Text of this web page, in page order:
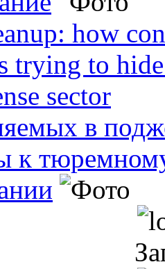
how
trying to
sector
в
к